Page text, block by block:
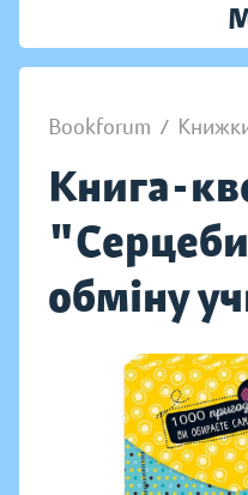
Bookforum /
Книга-
обміну